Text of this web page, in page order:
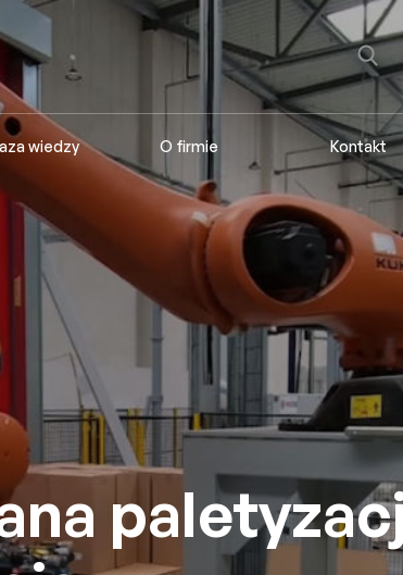
wiedzy O firmie Kontakt